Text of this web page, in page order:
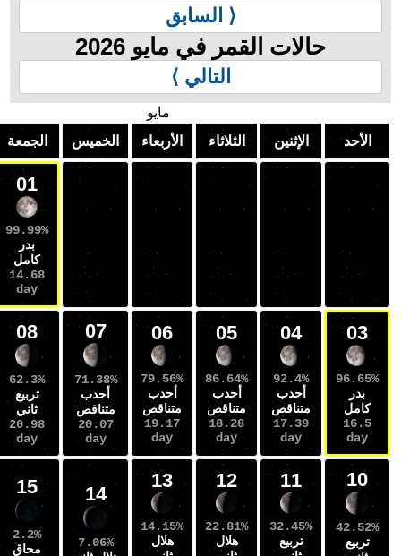
حالات القمر في مايو 2026
الإثنين
الثلاثاء الأربعاء الخميس الجمعة السبت
14.68
02
99.22%
بدر
كامل
15.59
day
04
92.4%
أحدب
متناقص
17.39
day
05
86.64%
أحدب
متناقص
18.28
day
06
79.56%
أحدب
متناقص
19.17
day
07
71.38%
أحدب
متناقص
20.07
day
08
62.3%
تربيع
ثاني
20.98
day
09
52.58%
تربيع
ثاني
21.9
day
11
32.45%
تربيع
12
22.81%
هلال
13
14.15%
هلال
14
7.06%
15
2.2%
محاق
16
0.07%
محاق